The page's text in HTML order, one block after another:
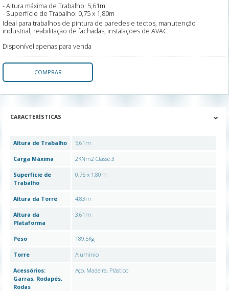
- Altura máxima de Trabalho: 5,61m
- Superfície de Trabalho: 0,75 x 1,80m
Ideal para trabalhos de pintura de paredes e tectos, manutenção
industrial, reabilitação de fachadas, instalações de AVAC
Disponível apenas para venda
COMPRAR
CARACTERÍSTICAS
Altura de Trabalho 5,61m
Carga Máxima 2KNm2 Classe 3
Superfície de
Trabalho
0,75 x 1,80m
Altura da Torre 4,83m
Altura da
Plataforma
3,61m
Peso 189,5Kg
Torre Alumínio
Acessórios:
Garras, Rodapés,
Rodas
Aço, Madeira, Plástico